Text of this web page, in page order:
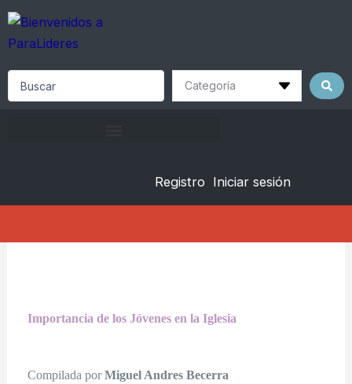
Skip
content
Registro Iniciar sesión
Importancia de los Jóvenes en la Iglesia
Compilada porMiguel Andres Becerra